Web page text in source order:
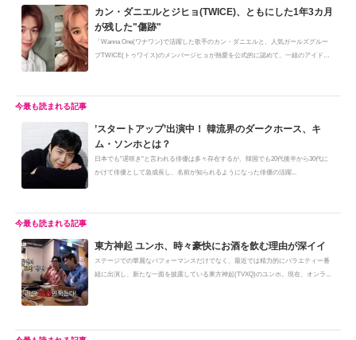
カン・ダニエルとジヒョ(TWICE)、ともにした1年3カ月
が残した"傷跡"
「Wanna One(ワナワン)で活躍した歌手のカン・ダニエルと、人気ガールズグルー
プTWICE(トゥワイス)のメンバージヒョが熱愛を公式的に認めて、一組のアイド
’スタートアップ’出演中！ 韓流界のダークホース、キ
ム・ソンホとは？
日本でも"遅咲き"と言われる俳優は多々存在するが、韓国でも20代後半から30代に
かけて俳優として急成長し、名前が知られるようになった俳優の活躍...
東方神起 ユンホ、時々豪快にお酒を飲む理由が深イイ
ステージでの華麗なパフォーマンスだけでなく、最近では精力的にバラエティー番
組に出演し、新たな一面を披露している東方神起(TVXQ)のユンホ。現在、オンラ...